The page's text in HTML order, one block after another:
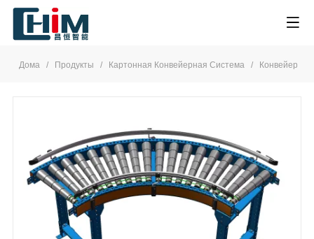
Дома / Продукты / Картонная Конвейерная Система /